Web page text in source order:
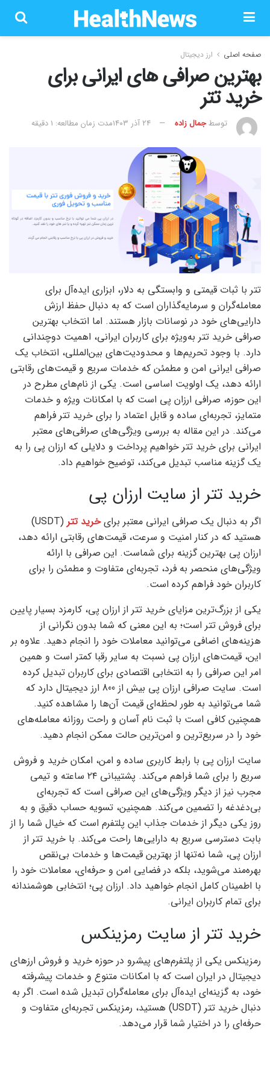
صفحه اصلی ارز دیجیتال
بهترین صرافی های ایرانی برای
خرید تتر
توسطجمال زاده ۲۴ آذر ۱۴۰۳ مدت زمان مطالعه: 1 دقیقه
تتر با ثبات قیمتی و وابستگی به دلار، ابزاری ایده‌آل برای
معامله‌گران و سرمایه‌گذاران است که به دنبال حفظ ارزش
دارایی‌های خود در نوسانات بازار هستند. اما انتخاب بهترین
صرافی خرید تتر به‌ویژه برای کاربران ایرانی، اهمیت دوچندانی
دارد. با وجود تحریم‌ها و محدودیت‌های بین‌المللی، انتخاب یک
صرافی ایرانی امن و مطمئن که خدمات سریع و قیمت‌های رقابتی
ارائه دهد، یک اولویت اساسی است. یکی از نام‌های مطرح در
این حوزه، صرافی ارزان پی است که با امکانات ویژه و خدمات
متمایز، تجربه‌ای ساده و قابل اعتماد را برای خرید تتر فراهم
می‌کند. در این مقاله به بررسی ویژگی‌های صرافی‌های معتبر
ایرانی برای خرید تتر خواهیم پرداخت و دلایلی که ارزان پی را به
یک گزینه مناسب تبدیل می‌کند، توضیح خواهیم داد.
خرید تتر از سایت ارزان پی
اگر به دنبال یک صرافی ایرانی معتبر برایخرید تتر
(USDT)
هستید که در کنار امنیت و سرعت، قیمت‌های رقابتی ارائه دهد،
ارزان پی بهترین گزینه برای شماست. این صرافی با ارائه
ویژگی‌های منحصر به‌ فرد، تجربه‌ای متفاوت و مطمئن را برای
کاربران خود فراهم کرده است.
یکی از بزرگ‌ترین مزایای خرید تتر از ارزان پی، کارمزد بسیار پایین
برای فروش تتر است؛ به این معنی که شما بدون نگرانی از
هزینه‌های اضافی می‌توانید معاملات خود را انجام دهید. علاوه بر
این، قیمت‌های ارزان پی نسبت به سایر رقبا کمتر است و همین
امر این صرافی را به انتخابی اقتصادی برای کاربران تبدیل کرده
است. سایت صرافی ارزان پی بیش از 800 ارز دیجیتال دارد که
شما می‌توانید به طور لحظه‌ای قیمت آن‌ها را مشاهده کنید.
همچنین کافی است با ثبت نام آسان و راحت روزانه معامله‌های
خود را در سریع‌ترین و امن‌ترین حالت ممکن انجام دهید.
سایت ارزان پی با رابط کاربری ساده و امن، امکان خرید و فروش
سریع را برای شما فراهم می‌کند. پشتیبانی ۲۴ ساعته و تیمی
مجرب نیز از دیگر ویژگی‌های این صرافی است که تجربه‌ای
بی‌دغدغه را تضمین می‌کند. همچنین، تسویه حساب دقیق و به
روز یکی دیگر از خدمات جذاب این پلتفرم است که خیال شما را از
بابت دسترسی سریع به دارایی‌ها راحت می‌کند. با خرید تتر از
ارزان پی، شما نه‌تنها از بهترین قیمت‌ها و خدمات بی‌نقص
بهره‌مند می‌شوید، بلکه در فضایی امن و حرفه‌ای، معاملات خود را
با اطمینان کامل انجام خواهید داد. ارزان پی؛ انتخابی هوشمندانه
برای تمام کاربران ایرانی.
خرید تتر از سایت رمزینکس
رمزینکس یکی از پلتفرم‌های پیشرو در حوزه خرید و فروش ارزهای
دیجیتال در ایران است که با امکانات متنوع و خدمات پیشرفته
خود، به گزینه‌ای ایده‌آل برای معامله‌گران تبدیل شده است. اگر به
دنبال خرید تتر (USDT) هستید، رمزینکس تجربه‌ای متفاوت و
حرفه‌ای را در اختیار شما قرار می‌دهد.